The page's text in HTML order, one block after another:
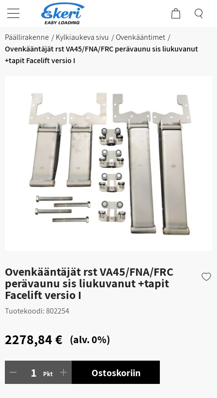
Päällirakenne Kylkiaukeva sivu
Ovenkääntimet
Ovenkääntäjät rst VA45/FNA/FRC perävaunu sis liukuvanut
+tapit Facelift versio I
Ovenkääntäjät rst VA45/FNA/FRC
perävaunu sis liukuvanut +tapit
Facelift versio I
Tuotekoodi:802254
2278,84 € (alv. 0%)
Pkt Ostoskoriin